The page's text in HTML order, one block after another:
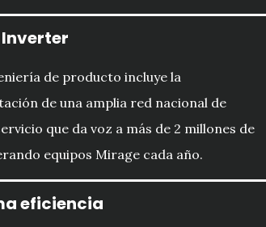
de producto incluye la
de una amplia red nacional de
que da voz a más de 2 millones de
equipos Mirage cada año.
eficiencia